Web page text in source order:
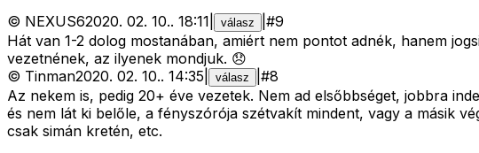
© NEXUS62020. 02. 10.. 18:11 válasz #9
Hát van 1-2 dolog mostanában, amiért nem pontot adnék, hanem
vezetnének, az ilyenek mondjuk. 😞
© Tinman2020. 02. 10.. 14:35 válasz #8
Az nekem is, pedig 20+ éve vezetek. Nem ad elsőbbséget, jobbra
és nem lát ki belőle, a fényszórója szétvakít mindent, vagy a másik
csak simán kretén, etc.